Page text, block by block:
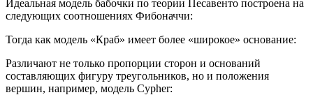
Идеальная модель бабочки по теории Песавенто построена на
следующих соотношениях Фибоначчи:
Тогда как модель «Краб» имеет более «широкое» основание:
Различают не только пропорции сторон и оснований
составляющих фигуру треугольников, но и положения
вершин, например, модель Cypher: